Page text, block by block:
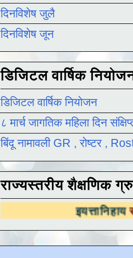
दिनविशेष जुलै
दिनविशेष जून
डिजिटल वार्षिक
डिजिटल वार्षिक नियोजन
८ मार्च जागतिक महिला दिन
बिंदू नामावली GR , रोष्टर ,
राज्यस्तरीय शैक्षणिक
राज्यस्तरीय